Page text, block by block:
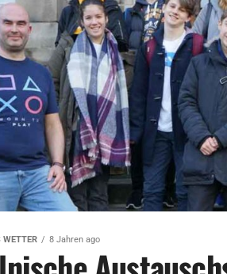
WETTER 8 Jahren ago